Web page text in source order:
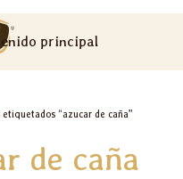
principal
“azucar de caña”
de caña